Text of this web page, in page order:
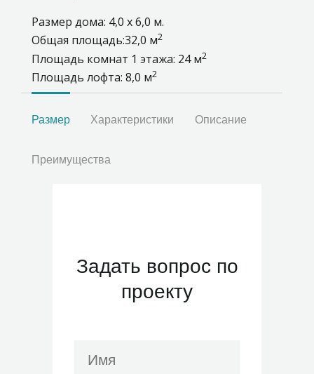
Размер Характеристики Описание
Преимущества
Размер дома: 4,0 х 6,0 м.
Общая площадь:32,0 м2
Площадь комнат 1 этажа: 24 м2
Площадь лофта: 8,0 м2
Задать вопрос по
проекту